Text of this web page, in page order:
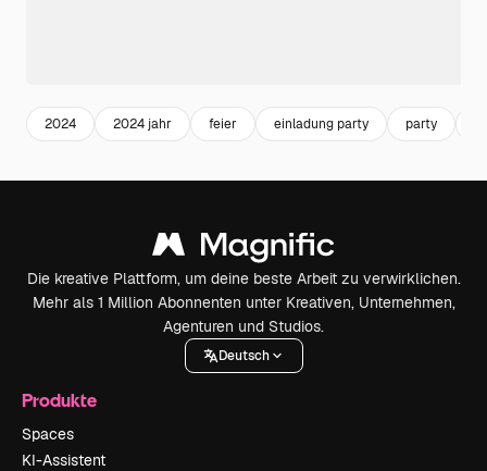
2024 2024 jahr feier einladung party party
Die kreative Plattform, um deine beste Arbeit zu verwirklichen.
Mehr als 1 Million Abonnenten unter Kreativen, Unternehmen,
Agenturen und Studios.
Deutsch
Produkte
Spaces
KI-Assistent